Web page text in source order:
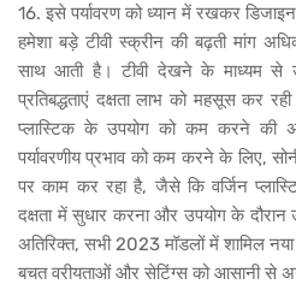
16. इसे पर्यावरण को ध्यान में रखकर डिजाइन
हमेशा बड़े टीवी स्क्रीन की बढ़ती मांग
साथ आती है। टीवी देखने के माध्यम से
प्रतिबद्धताएं दक्षता लाभ को महसूस कर
प्लास्टिक के उपयोग को कम करने की
पर्यावरणीय प्रभाव को कम करने के लिए,
पर काम कर रहा है, जैसे कि वर्जिन
दक्षता में सुधार करना और उपयोग के
अतिरिक्त, सभी 2023 मॉडलों में शामिल नया
बचत वरीयताओं और सेटिंग्स को आसानी से